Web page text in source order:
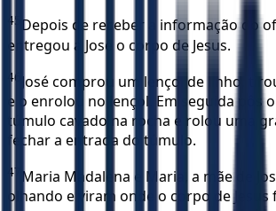
45 Depois de receber a informação do
entregou a José o corpo de Jesus.
46 José comprou um lençol de linho,
e o enrolou no lençol. Em seguida pôs
túmulo cavado na rocha e rolou uma
fechar a entrada do túmulo.
47 Maria Madalena e Maria, a mãe de
olhando e viram onde o corpo de Jesus